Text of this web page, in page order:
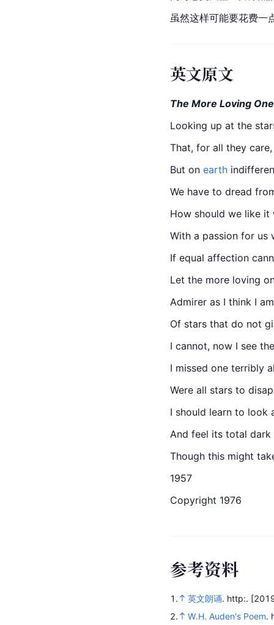
虽然这样可能要花费一
英文原文
The More Loving One
Looking up at the
That, for all they
But on earth
We have to dread
How should we like it
With a passion for us
If equal affection
Let the more loving
Admirer as I think I am
Of stars that do not
I cannot, now I see
I missed one terribly
Were all stars to
I should learn to look
And feel its total dark
Though this might
1957
Copyright 1976
参考资料
1. 英文朗诵. http:.
2.
W.H. Auden's Poem.